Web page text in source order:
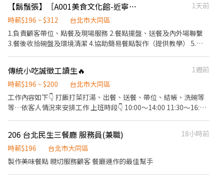
含： 煮麵、切滷味、出餐、POS 收銀結帳、備料、環境整理。 早班
人員需協助開店。 工作區域 餐期採一人負責一區，主要區域為： 煮
麵區、切滷味區。 薪資待遇 培訓期每小時薪資 200 元。 通過基本
訓練、適合店內工作節奏後，依工作能力、出勤穩定度、餐期速
收入依工作表現、出勤狀況、排班配合及店內考核結果核發。 可穩
定獨立站區、餐期速度穩定、配合度佳者，每小時收入可達約 250
工。 到職後會有基本訓練與簡易考核，主要看出勤、態度、速度、
責任感、工作完成度與配合度。 未達基本工作要求者，將依實際情
況調整工作內容、工作區域或排班安排；必要時依相關法令及店內
規定辦理。 福利 生日禮金 節日獎金 過年獎金 以上依店內規定及營
地址：台北市大同區寧夏路 12 號 1 樓 不接受直接來店面試，請先
來電聯絡。
【鬍鬚張】［A001美食文化館-近寧夏夜市］餐飲(計時)服務人員
1天前
時薪$196 ~ $312
台北市大同區
1.負責顧客帶位、點餐及現場服務 2.餐點擺盤、送餐及內外場聯繫
3.餐後收拾碗盤及環境清潔 4.協助簡易餐點製作（提供教學） 5.結
配合門市排班（含假日） 【工作時間】（排班制） 09:00－14:00
11:00－14:00 17:00－21:00 18:00－21:00 21:00－23:00 21:00－
01:30 (實際排班依門市需求安排）
傳統小吃誠徵工讀生🔥
1週前
時薪$196 ~ $200
台北市大同區
工作內容如下👇 打飯打菜打湯、出餐、送餐、帶位、結帳、洗碗等
等…依客人情況來安排工作 上班時段👇 10:00～14:00 11:30～16:30
取率高🤝 #時段也可以商量討論
206 台北民生三餐廳 服務員(兼職)
18小時前
時薪$196
台北市大同區
製作美味餐點 親切服務顧客 餐廳運作的最佳幫手